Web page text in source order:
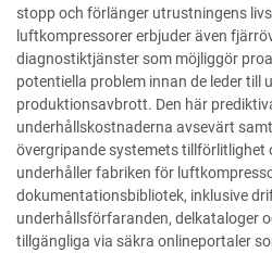
stopp och förlänger utrustningens
luftkompressorer erbjuder även
diagnostiktjänster som möjliggör
potentiella problem innan de leder till
produktionsavbrott. Den här
underhållskostnaderna avsevärt
övergripande systemets tillförlitlighet
underhåller fabriken för
dokumentationsbibliotek, inklusive
underhållsförfaranden, delkataloger
tillgängliga via säkra onlineportaler